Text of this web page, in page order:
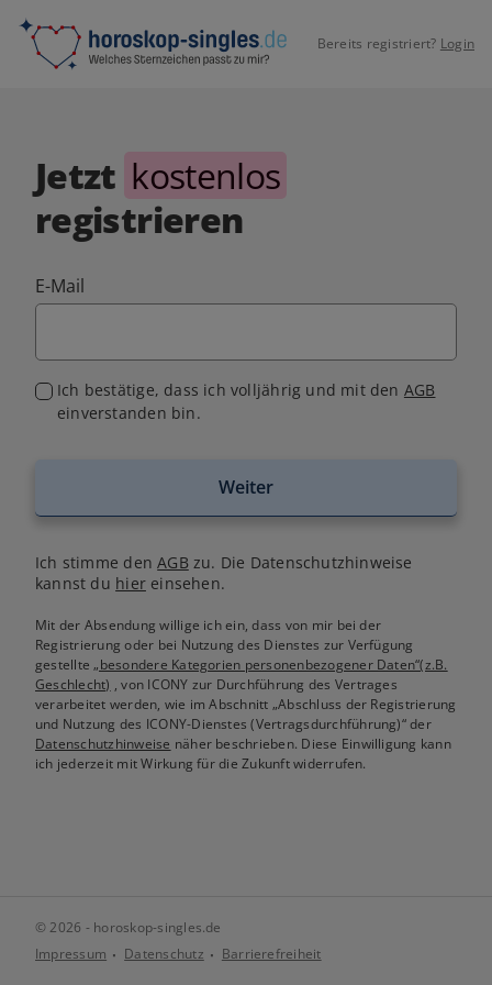
Bereits registriert? Login
Jetzt kostenlos
registrieren
E-Mail
Ich bestätige, dass ich volljährig und mit den AGB
einverstanden bin.
Weiter
Ich stimme denAGB zu. Die Datenschutzhinweise
kannst du hiereinsehen.
Mit der Absendung willige ich ein, dass von mir bei der
Registrierung oder bei Nutzung des Dienstes zur Verfügung
gestellte„besondere Kategorien personenbezogener Daten“(z.B.
Geschlecht) , von ICONY zur Durchführung des Vertrages
verarbeitet werden, wie im Abschnitt „Abschluss der Registrierung
und Nutzung des ICONY-Dienstes (Vertragsdurchführung)“ der
Datenschutzhinweise näher beschrieben. Diese Einwilligung kann
ich jederzeit mit Wirkung für die Zukunft widerrufen.
© 2026 - horoskop-singles.de
Impressum
Datenschutz Barrierefreiheit